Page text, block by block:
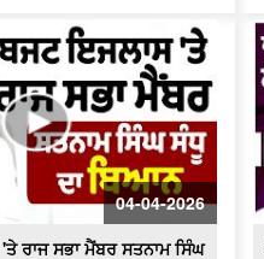
04-04-2026
ਰਾਜ ਸਭਾ ਮੈਂਬਰ ਸਤਨਾਮ ਸਿੰਘ